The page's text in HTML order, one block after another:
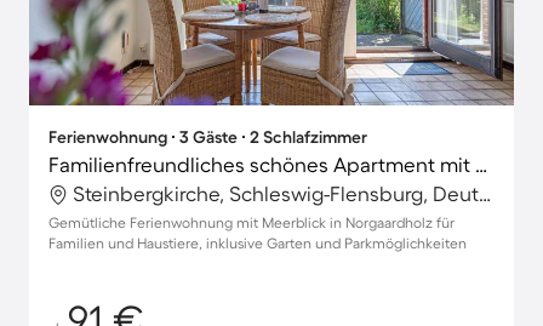
Ferienwohnung ∙ 3 Gäste ∙ 2 Schlafzimmer
Familienfreundliches schönes Apartment mit Garten, Terrasse und Grill | Meerblick | Perfekt für die Arbeit von Zuhause | Hunde erlaubt
Steinbergkirche, Schleswig-Flensburg, Deutschland
Gemütliche Ferienwohnung mit Meerblick in Norgaardholz für
Familien und Haustiere, inklusive Garten und Parkmöglichkeiten